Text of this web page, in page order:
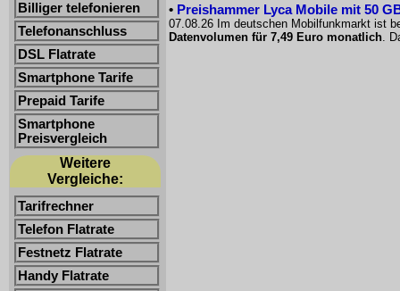
Billiger telefonieren
Telefonanschluss
DSL Flatrate
Smartphone Tarife
Prepaid Tarife
Smartphone
Preisvergleich
Weitere
Vergleiche:
Tarifrechner
Telefon Flatrate
Festnetz Flatrate
Handy Flatrate
• Preishammer Lyca Mobile mit 50
07.08.26 Im deutschen Mobilfunkmarkt ist
Datenvolumen für 7,49 Euro monatlich.